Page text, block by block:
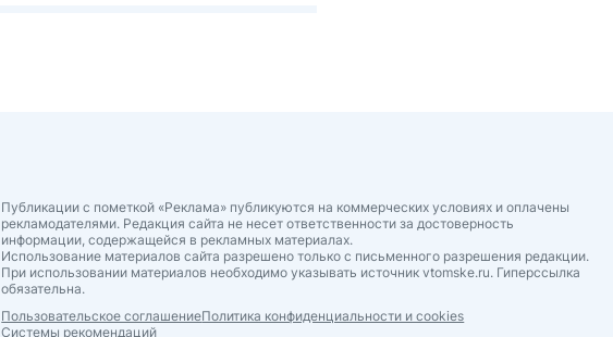
Публикации с пометкой «Реклама» публикуются на коммерческих условиях и оплачены
рекламодателями. Редакция сайта не несет ответственности за достоверность
информации, содержащейся в рекламных материалах.
Использование материалов сайта разрешено только с письменного разрешения редакции.
При использовании материалов необходимо указывать источник vtomske.ru. Гиперссылка
обязательна.
Пользовательское соглашениеПолитика конфиденциальности и cookies
Системы рекомендаций